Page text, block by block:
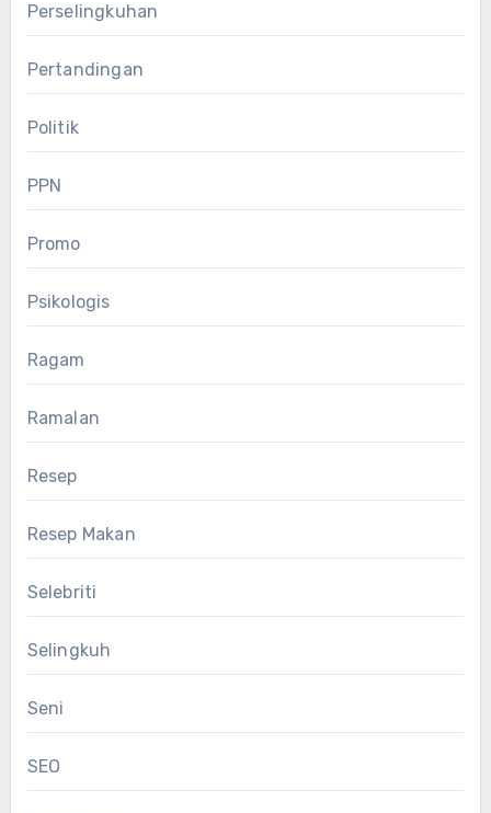
Perselingkuhan
Pertandingan
Politik
PPN
Promo
Psikologis
Ragam
Ramalan
Resep
Resep Makan
Selebriti
Selingkuh
Seni
SEO